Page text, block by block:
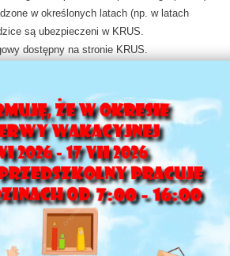
w określonych latach (np. w latach
są ubezpieczeni w KRUS.
dostępny na stronie KRUS.
i można go znaleźć na
prewencja.krus.gov.pl.
zobacz
11.02.2025 r. | Administrator